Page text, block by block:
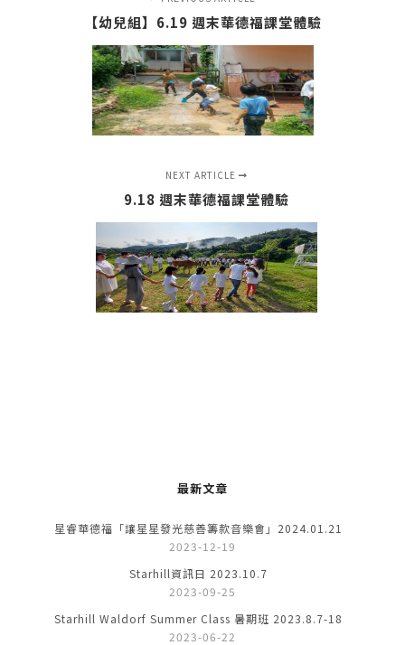
【幼兒組】6.19 週末華德福課堂體驗
NEXT ARTICLE
9.18 週末華德福課堂體驗
最新文章
星睿華德福「讓星星發光慈善籌款音樂會」2024.01.21
2023-12-19
Starhill資訊日 2023.10.7
2023-09-25
Starhill Waldorf Summer Class 暑期班 2023.8.7-18
2023-06-22